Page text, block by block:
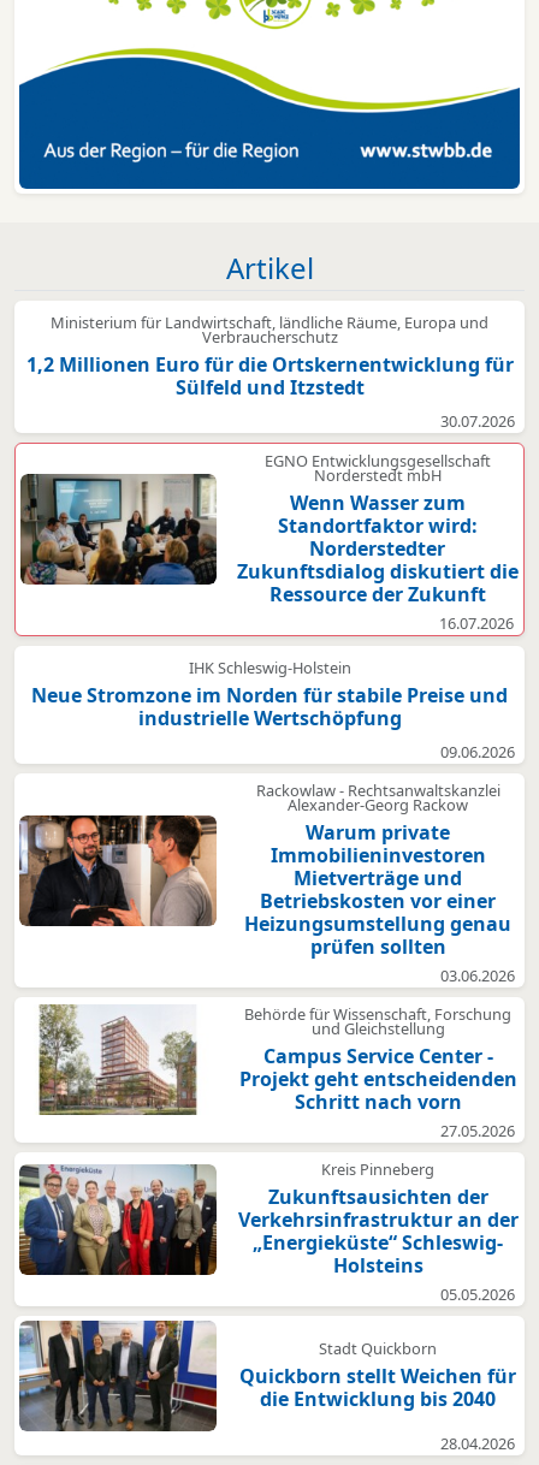
Artikel
Ministerium für Landwirtschaft, ländliche Räume, Europa und
Verbraucherschutz
1,2 Millionen Euro für die Ortskernentwicklung für
Sülfeld und Itzstedt
30.07.2026
EGNO Entwicklungsgesellschaft
Norderstedt mbH
Wenn Wasser zum
Standortfaktor wird:
Norderstedter
Zukunftsdialog diskutiert die
Ressource der Zukunft
16.07.2026
IHK Schleswig-Holstein
Neue Stromzone im Norden für stabile Preise und
industrielle Wertschöpfung
09.06.2026
Rackowlaw - Rechtsanwaltskanzlei
Alexander-Georg Rackow
Warum private
Immobilieninvestoren
Mietverträge und
Betriebskosten vor einer
Heizungsumstellung genau
prüfen sollten
03.06.2026
Behörde für Wissenschaft, Forschung
und Gleichstellung
Campus Service Center -
Projekt geht entscheidenden
Schritt nach vorn
27.05.2026
Kreis Pinneberg
Zukunftsausichten der
Verkehrsinfrastruktur an der
„Energieküste“ Schleswig-
Holsteins
05.05.2026
Stadt Quickborn
Quickborn stellt Weichen für
die Entwicklung bis 2040
28.04.2026